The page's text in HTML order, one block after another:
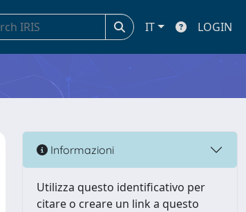
IT LOGIN
Informazioni
Utilizza questo identificativo per
citare o creare un link a questo